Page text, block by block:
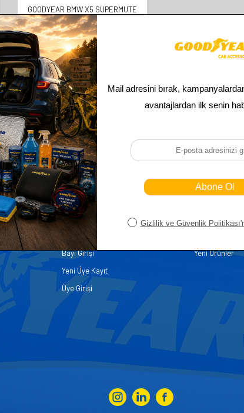
GOODYEAR BMW X5 SUPERMUTE
2'LI MUZ SILECEK TAKIMI 2018-
2022 SUV (650MM+500MM)
610,00TL
305,00TL
ürün bulunmaktadır.
Üye
Sepetim
Bayi Kayıt
Bayi Girişi
Yeni Üye Kayıt
Üye Girişi
Hızlı Erişim
Yeni Ürünler